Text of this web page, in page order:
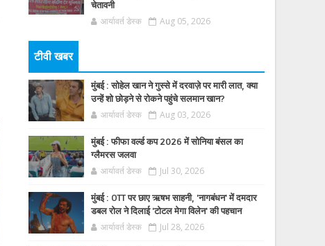
चेतावनी
आर्यावर्त डेस्क Aug 05, 2026
टीवी खबर
मुंबई : सोहेल खान ने गुस्से में दरवाज़े पर मारी लात, क्या
उन्हें शो छोड़ने से रोकने पहुंचे सलमान खान?
आर्यावर्त डेस्क Aug 03, 2026
मुंबई : फीफा वर्ल्ड कप 2026 में सोनिया बंसल का
ग्लैमरस जलवा
आर्यावर्त डेस्क Jul 30, 2026
मुंबई : OTT पर छाए ऋषभ साहनी, 'नागबंधन' में दमदार
डबल रोल ने दिलाई 'टोटल मेगा विलेन' की पहचान
आर्यावर्त डेस्क Jul 28, 2026